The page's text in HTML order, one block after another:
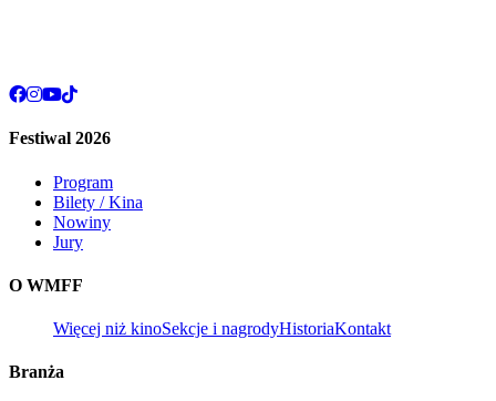
Festiwal 2026
Program
Bilety / Kina
Nowiny
Jury
O WMFF
Więcej niż kinoSekcje i nagrodyHistoriaKontakt
Branża